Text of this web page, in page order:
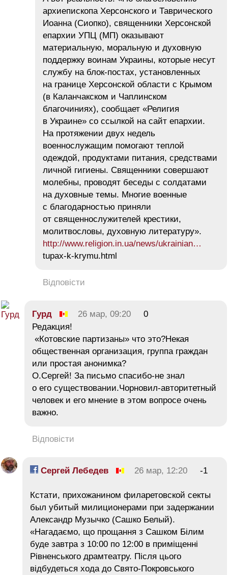
архиепископа Херсонского и Таврического
Иоанна (Сиопко), священники Херсонской
епархии УПЦ (МП) оказывают
материальную, моральную и духовную
поддержку воинам Украины, которые несут
службу на блок-постах, установленных
на границе Херсонской области с Крымом
(в Каланчакском и Чаплинском
благочиниях), сообщает «Религия
в Украине» со ссылкой на сайт епархии.
На протяжении двух недель
военнослужащим помогают теплой
одеждой, продуктами питания, средствами
личной гигиены. Священники совершают
молебны, проводят беседы с солдатами
на духовные темы. Многие военные
с благодарностью приняли
от священнослужителей крестики,
молитвословы, духовную литературу».
http://www.religion.in.ua/news/ukrainian…
tupax-k-krymu.html
Відповісти
Гурд 26 мар, 09:20
0
Редакция!
«Котовские партизаны» что это?Некая
общественная организация, группа граждан
или простая анонимка?
О.Сергей! За письмо спасибо-не знал
о его существовании.Чорновил-авторитетный
человек и его мнение в этом вопросе очень
важно.
Відповісти
Сергей Лебедев 26 мар, 12:20 -1
Кстати, прихожанином филаретовской секты
был убитый милиционерами при задержании
Александр Музычко (Сашко Белый).
«Нагадаємо, що прощання з Сашком Білим
буде завтра з 10:00 по 12:00 в приміщенні
Рівненського драмтеатру. Після цього
відбудеться хода до Свято-Покровського